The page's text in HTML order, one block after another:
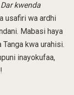
kwenda
usafiri wa ardhi
Mabasi haya
kwa urahisi.
inayokufaa,